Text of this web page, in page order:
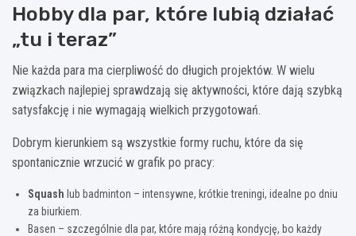
Hobby dla par, które lubią działać
„tu i teraz”
Nie każda para ma cierpliwość do długich projektów. W wielu
związkach najlepiej sprawdzają się aktywności, które dają szybką
satysfakcję i nie wymagają wielkich przygotowań.
Dobrym kierunkiem są wszystkie formy ruchu, które da się
spontanicznie wrzucić w grafik po pracy:
Squash lub badminton – intensywne, krótkie treningi, idealne po dniu
za biurkiem.
Basen – szczególnie dla par, które mają różną kondycję, bo każdy